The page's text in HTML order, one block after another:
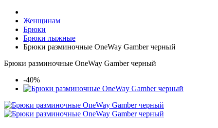
Женщинам
Брюки
Брюки лыжные
Брюки разминочные OneWay Gamber черный
Брюки разминочные OneWay Gamber черный
-40%